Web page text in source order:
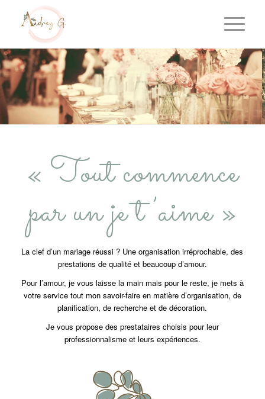
« Tout commence
par un je t’aime »
La clef d’un mariage réussi ? Une organisation irréprochable, des
prestations de qualité et beaucoup d’amour.
Pour l’amour, je vous laisse la main mais pour le reste, je mets à
votre service tout mon savoir-faire en matière d’organisation, de
planification, de recherche et de décoration.
Je vous propose des prestataires choisis pour leur
professionnalisme et leurs expériences.